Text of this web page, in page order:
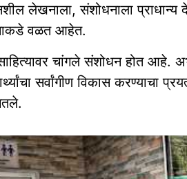
लेखनाला, संशोधनाला प्राधान्य
वळत आहेत.
चांगले संशोधन होत आहे.
सर्वांगीण विकास करण्याचा